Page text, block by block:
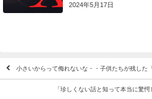
2024年5月17日
小さいからって侮れないな・・子供たちが残した
「珍しくない話と知って本当に驚